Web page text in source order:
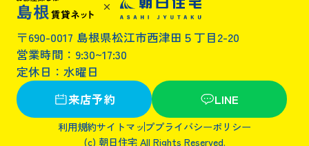
〒690-0017 島根県松江市西津田５丁目2-20
営業時間：9:30~17:30
定休日：水曜日
来店予約
LINE
利用規約サイトマッププライバシーポリシー
(c) 朝日住宅 All Rights Reserved.